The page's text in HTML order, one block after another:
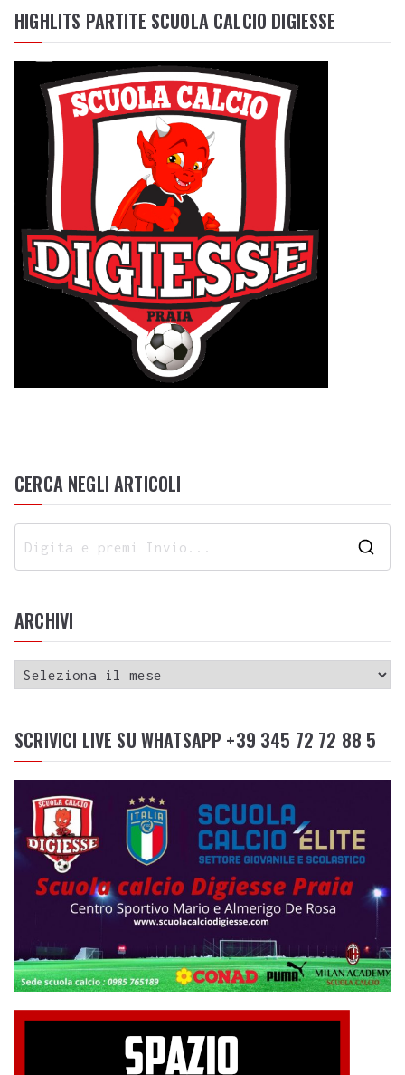
HIGHLITS PARTITE SCUOLA CALCIO DIGIESSE
CERCA NEGLI ARTICOLI
ARCHIVI
SCRIVICI LIVE SU WHATSAPP +39 345 72 72 88 5